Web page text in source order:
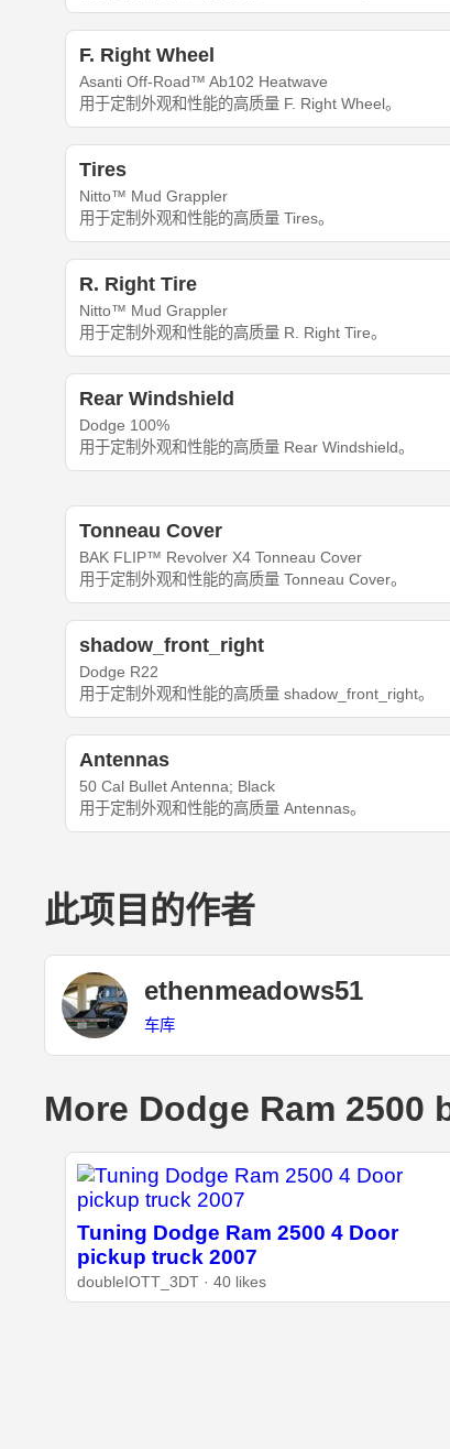
F. Right Wheel
Asanti Off-Road™ Ab102 Heatwave
用于定制外观和性能的高质量 F. Right Wheel。
Tires
Nitto™ Mud Grappler
用于定制外观和性能的高质量 Tires。
R. Right Tire
Nitto™ Mud Grappler
用于定制外观和性能的高质量 R. Right Tire。
Rear Windshield
Dodge 100%
用于定制外观和性能的高质量 Rear Windshield。
Tonneau Cover
BAK FLIP™ Revolver X4 Tonneau Cover
用于定制外观和性能的高质量 Tonneau Cover。
shadow_front_right
Dodge R22
用于定制外观和性能的高质量 shadow_front_right。
Antennas
50 Cal Bullet Antenna; Black
用于定制外观和性能的高质量 Antennas。
此项目的作者
ethenmeadows51
车库
More Dodge Ram 2500
Tuning Dodge Ram 2500 4 Door
pickup truck 2007
doubleIOTT_3DT · 40 likes